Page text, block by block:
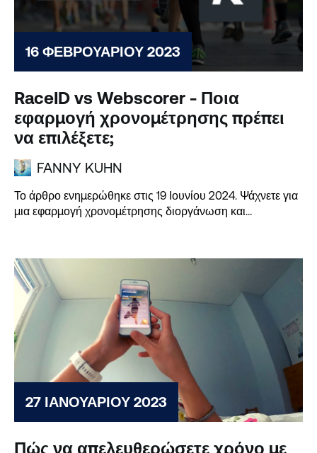
16 ΦΕΒΡΟΥΑΡΊΟΥ 2023
RaceID vs Webscorer - Ποια
εφαρμογή χρονομέτρησης πρέπει
να επιλέξετε;
FANNY KUHN
Το άρθρο ενημερώθηκε στις 19 Ιουνίου 2024. Ψάχνετε για
μια εφαρμογή χρονομέτρησης διοργάνωση και
27 ΙΑΝΟΥΑΡΊΟΥ 2023
Πώς να απελευθερώσετε χρόνο με